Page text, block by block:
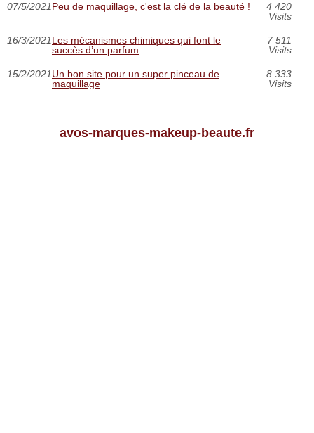
07/5/2021Peu de maquillage, c'est la clé de la beauté !
4 420
Visits
16/3/2021Les mécanismes chimiques qui font le
succès d’un parfum
7 511
Visits
15/2/2021Un bon site pour un super pinceau de
maquillage
8 333
Visits
avos-marques-makeup-beaute.fr